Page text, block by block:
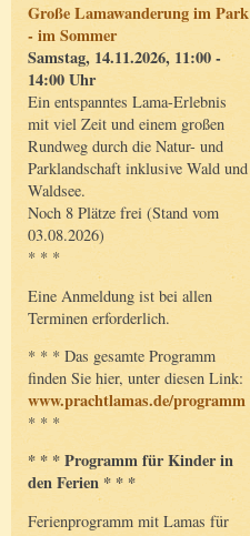
Große Lamawanderung im Park
- im Sommer
Samstag, 14.11.2026, 11:00 -
14:00 Uhr
Ein entspanntes Lama-Erlebnis
mit viel Zeit und einem großen
Rundweg durch die Natur- und
Parklandschaft inklusive Wald und
Waldsee.
Noch 8 Plätze frei (Stand vom
03.08.2026)
* * *
Eine Anmeldung ist bei allen
Terminen erforderlich.
* * * Das gesamte Programm
finden Sie hier, unter diesen Link:
www.prachtlamas.de/programm
* * *
* * * Programm für Kinder in
den Ferien * * *
Ferienprogramm mit Lamas für